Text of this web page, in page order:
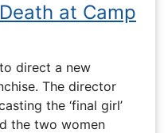
at Camp
direct a new
The director
the ‘final girl’
the two women